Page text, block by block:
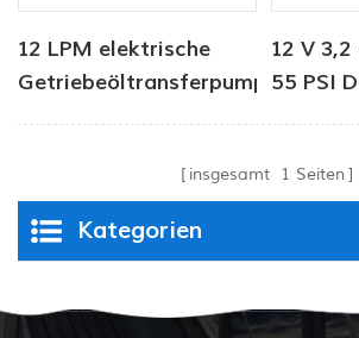
12 LPM elektrische
Getriebeöltransferpumpe
12 V
55 PSI
insgesamt 1 Seiten
Kategorien